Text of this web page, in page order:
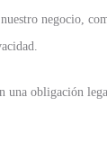
negocio,
obligación